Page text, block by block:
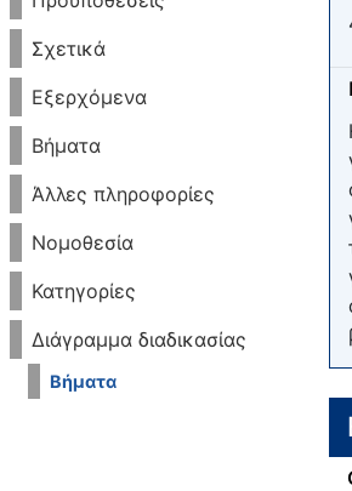
Σχετικά
Εξερχόμενα
Βήματα
Άλλες πληροφορίες
Νομοθεσία
Κατηγορίες
Διάγραμμα διαδικασίας
Βήματα